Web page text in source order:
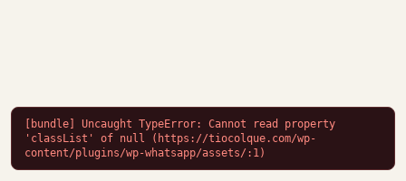
[bundle] Uncaught TypeError: Cannot read property
'classList' of null (https://tiocolque.com/wp-
content/plugins/wp-whatsapp/assets/:1)